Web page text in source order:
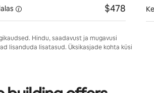
$478
Hindu, saadavust ja mugavusi
lisanduda lisatasud. Üksikasjade kohta küsi